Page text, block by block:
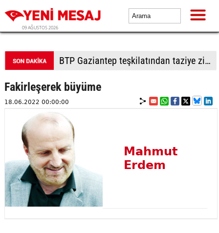
09 AĞUSTOS 2026
BTP Gaziantep teşkilatından taziye ziyareti: Cevizli köyü halkıyla buluşma
Fakirleşerek büyüme
18.06.2022 00:00:00
Mahmut
Erdem